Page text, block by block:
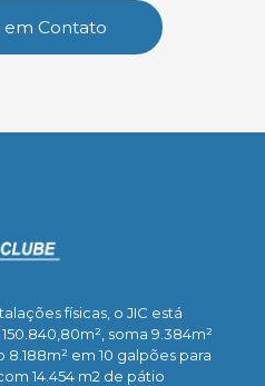
em Contato
físicas, o JIC está
soma 9.384m²
em 10 galpões para
14.454 m2 de pátio